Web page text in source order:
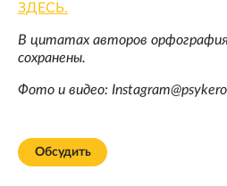
ЗДЕСЬ.
В цитатах авторов
сохранены.
Фото и видео:
Обсудить